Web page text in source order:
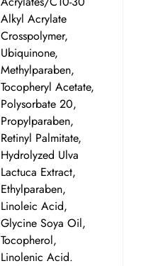
Alkyl Acrylate
Crosspolymer,
Ubiquinone,
Methylparaben,
Tocopheryl Acetate,
Polysorbate 20,
Propylparaben,
Retinyl Palmitate,
Hydrolyzed Ulva
Lactuca Extract,
Ethylparaben,
Linoleic Acid,
Glycine Soya Oil,
Tocopherol,
Linolenic Acid.